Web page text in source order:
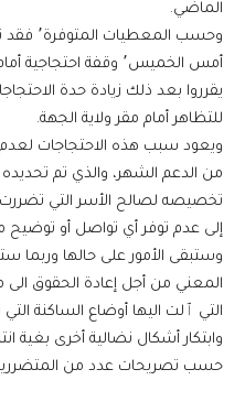
الماضي.
أمس الخميس٬ وقفة
يقرروا بعد ذلك زيادة حدة
للتظاهر أمام مقر ولاية الجهة.
ويعود سبب هذه الاحتجاجات
إلى عدم توفر أي تواصل أو
وستبقى الأمور على حالها وربما
المعني من أجل إعادة الحقوق الى
التي ٱلت اليها أوضاع الساكنة
وابتكار أشكال نضالية أخرى
حسب تصريحات عدد من